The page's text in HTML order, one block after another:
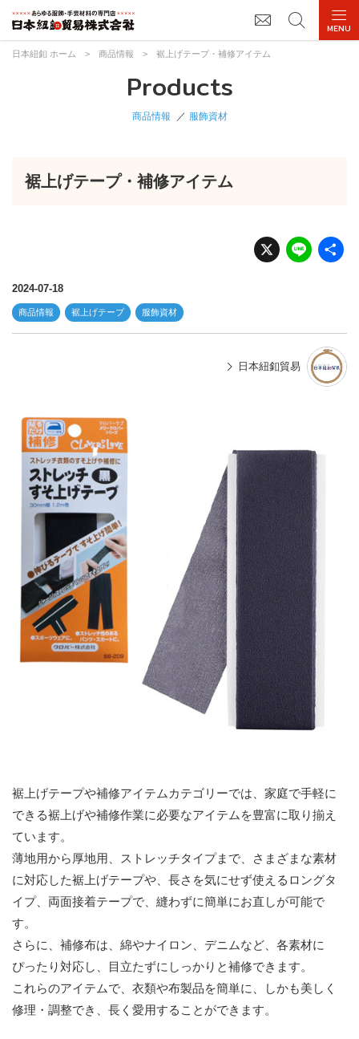
日本紐釦 ホーム > 商品情報 > 裾上げテープ・補修アイテム
Products
商品情報 服飾資材
裾上げテープ・補修アイテム
X Li
n
2024-07-18
商品情報 裾上げテープ 服飾資材
日本紐釦貿易
裾上げテープや補修アイテムカテゴリーでは、家庭で手軽に
できる裾上げや補修作業に必要なアイテムを豊富に取り揃え
ています。
薄地用から厚地用、ストレッチタイプまで、さまざまな素材
に対応した裾上げテープや、長さを気にせず使えるロングタ
イプ、両面接着テープで、縫わずに簡単にお直しが可能で
す。
さらに、補修布は、綿やナイロン、デニムなど、各素材に
ぴったり対応し、目立たずにしっかりと補修できます。
これらのアイテムで、衣類や布製品を簡単に、しかも美しく
修理・調整でき、長く愛用することができます。